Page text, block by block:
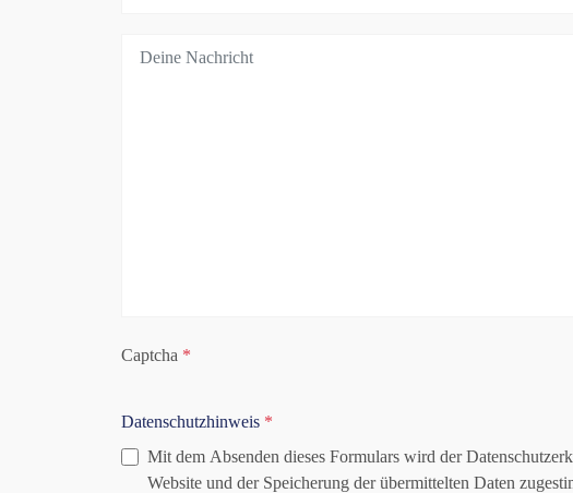
Captcha *
Datenschutzhinweis *
Mit dem Absenden dieses Formulars wird der
Website und der Speicherung der übermittelten Daten